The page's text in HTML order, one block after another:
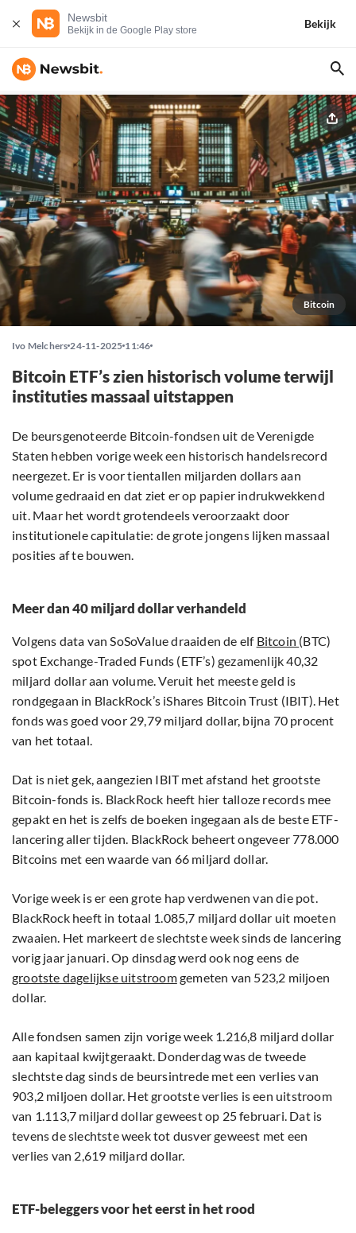
Newsbit
Bekijk in de Google Play store
Bekijk
Bitcoin
Ivo Melchers 24-11-2025 11:46
Bitcoin ETF’s zien historisch volume terwijl
instituties massaal uitstappen
De beursgenoteerde Bitcoin-fondsen uit de Verenigde
Staten hebben vorige week een historisch handelsrecord
neergezet. Er is voor tientallen miljarden dollars aan
volume gedraaid en dat ziet er op papier indrukwekkend
uit. Maar het wordt grotendeels veroorzaakt door
institutionele capitulatie: de grote jongens lijken massaal
posities af te bouwen.
Meer dan 40 miljard dollar verhandeld
Volgens data van SoSoValue draaiden de elf Bitcoin (BTC)
spot Exchange-Traded Funds (ETF’s) gezamenlijk 40,32
miljard dollar aan volume. Veruit het meeste geld is
rondgegaan in BlackRock’s iShares Bitcoin Trust (IBIT). Het
fonds was goed voor 29,79 miljard dollar, bijna 70 procent
van het totaal.
Dat is niet gek, aangezien IBIT met afstand het grootste
Bitcoin-fonds is. BlackRock heeft hier talloze records mee
gepakt en het is zelfs de boeken ingegaan als de beste ETF-
lancering aller tijden. BlackRock beheert ongeveer 778.000
Bitcoins met een waarde van 66 miljard dollar.
Vorige week is er een grote hap verdwenen van die pot.
BlackRock heeft in totaal 1.085,7 miljard dollar uit moeten
zwaaien. Het markeert de slechtste week sinds de lancering
vorig jaar januari. Op dinsdag werd ook nog eens de
grootste dagelijkse uitstroomgemeten van 523,2 miljoen
dollar.
Alle fondsen samen zijn vorige week 1.216,8 miljard dollar
aan kapitaal kwijtgeraakt. Donderdag was de tweede
slechtste dag sinds de beursintrede met een verlies van
903,2 miljoen dollar. Het grootste verlies is een uitstroom
van 1.113,7 miljard dollar geweest op 25 februari. Dat is
tevens de slechtste week tot dusver geweest met een
verlies van 2,619 miljard dollar.
ETF-beleggers voor het eerst in het rood